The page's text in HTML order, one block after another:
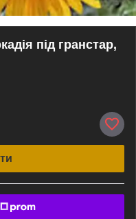
під гранстар,